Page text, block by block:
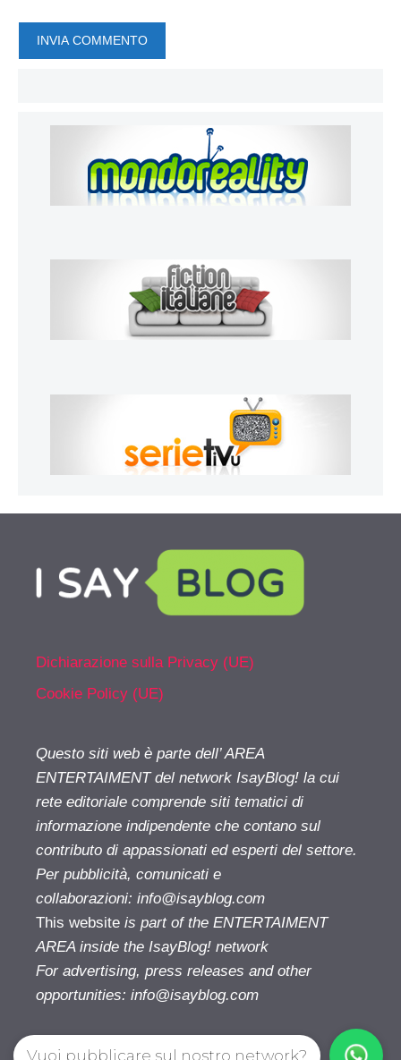
Dichiarazione sulla Privacy (UE)
Cookie Policy (UE)
Questo siti web è parte dell’ AREA
ENTERTAIMENT del network IsayBlog! la cui
rete editoriale comprende siti tematici di
informazione indipendente che contano sul
contributo di appassionati ed esperti del settore.
Per pubblicità, comunicati e
collaborazioni: info@isayblog.com
This website is part of the ENTERTAIMENT
AREA inside the IsayBlog! network
For advertising, press releases and other
opportunities: info@isayblog.com
Vuoi pubblicare sul nostro network?